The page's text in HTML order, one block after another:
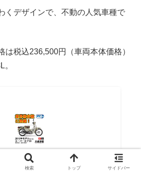
くデザインで、不動の人気車種で
は税込236,500円（車両本体価格）
CUB 50 [最新モデル] スーパー
検索 トップ サイドバー